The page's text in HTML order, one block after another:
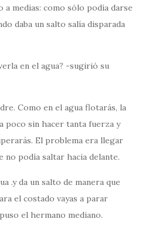
medias: como sólo podía darse
daba un salto salía disparada
en el agua? -sugirió su
Como en el agua flotarás, la
poco sin hacer tanta fuerza y
El problema era llegar
no podía saltar hacia delante.
.y da un salto de manera que
el costado vayas a parar
el hermano mediano.